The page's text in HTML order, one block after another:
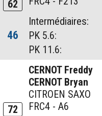
62
46
Intermédiaires:
PK 5.6:
PK 11.6:
72
CERNOT Freddy
CERNOT Bryan
CITROEN SAXO
FRC4 - A6